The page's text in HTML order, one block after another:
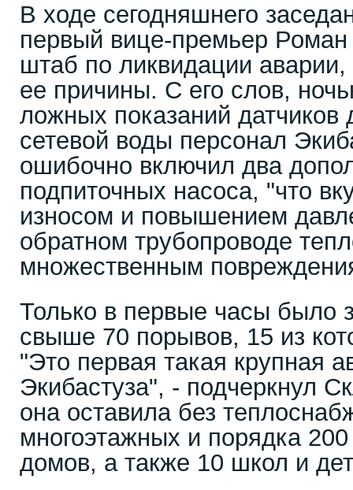
В ходе сегодняшнего
первый вице-премьер
штаб по ликвидации
ее причины. С его слов,
ложных показаний датчиков
сетевой воды персонал
ошибочно включил два
подпиточных насоса, "что
износом и повышением
обратном трубопроводе
множественным
Только в первые часы было
свыше 70 порывов, 15 из
"Это первая такая крупная
Экибастуза", - подчеркнул
она оставила без
многоэтажных и порядка
домов, а также 10 школ и